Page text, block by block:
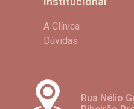
A Clínica
Dúvidas
Rua Nélio